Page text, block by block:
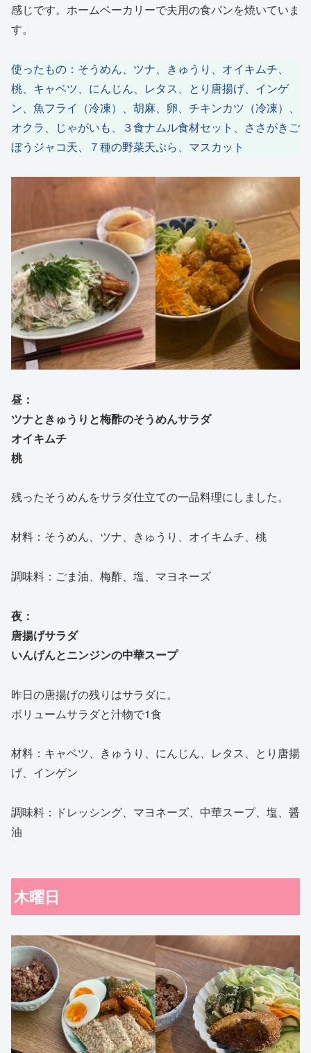
感じです。ホームベーカリーで夫用の食パンを焼いていま
す。
使ったもの：そうめん、ツナ、きゅうり、オイキムチ、
桃、キャベツ、にんじん、レタス、とり唐揚げ、インゲ
ン、魚フライ（冷凍）、胡麻、卵、チキンカツ（冷凍）、
オクラ、じゃがいも、３食ナムル食材セット、ささがきご
ぼうジャコ天、７種の野菜天ぷら、マスカット
昼：
ツナときゅうりと梅酢のそうめんサラダ
オイキムチ
桃
残ったそうめんをサラダ仕立ての一品料理にしました。
材料：そうめん、ツナ、きゅうり、オイキムチ、桃
調味料：ごま油、梅酢、塩、マヨネーズ
夜：
唐揚げサラダ
いんげんとニンジンの中華スープ
昨日の唐揚げの残りはサラダに。
ボリュームサラダと汁物で1食
材料：キャベツ、きゅうり、にんじん、レタス、とり唐揚
げ、インゲン
調味料：ドレッシング、マヨネーズ、中華スープ、塩、醤
油
木曜日